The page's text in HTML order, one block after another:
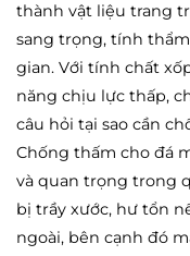
thành vật liệu trang
sang trọng, tính
gian. Với tính chất
năng chịu lực thấp,
câu hỏi tại sao cần
Chống thấm cho đá
và quan trọng trong
bị trầy xước, hư tổn
ngoài, bên cạnh đó